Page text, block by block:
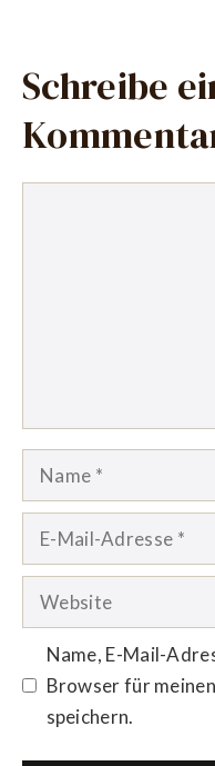
Schreibe
Name
Website
Name, E-Mail-
Browser für
speichern.